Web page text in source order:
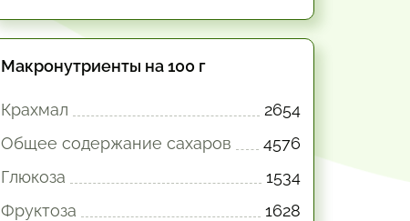
Макронутриенты на 100 г
Крахмал
2654
Общее содержание сахаров
4576
Глюкоза
1534
Фруктоза
1628